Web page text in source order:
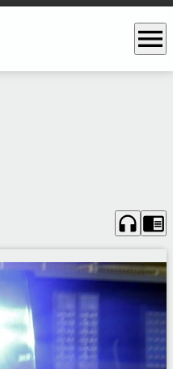
menu
headphones chrome_reader_mode